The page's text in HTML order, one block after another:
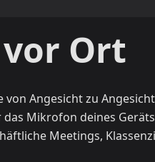
Ort
von Angesicht zu
Mikrofon deines
Meetings,